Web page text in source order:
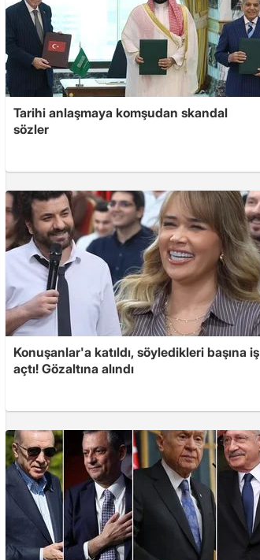
Tarihi anlaşmaya komşudan skandal
sözler
Konuşanlar'a katıldı, söyledikleri başına iş
açtı! Gözaltına alındı